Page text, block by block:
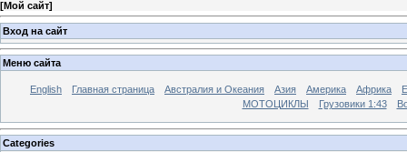
[Мой сайт]
Вход на сайт
Меню сайта
English Главная страница Австралия и Океания Азия Америка Африка
МОТОЦИКЛЫ
Грузовики 1:43
Categories